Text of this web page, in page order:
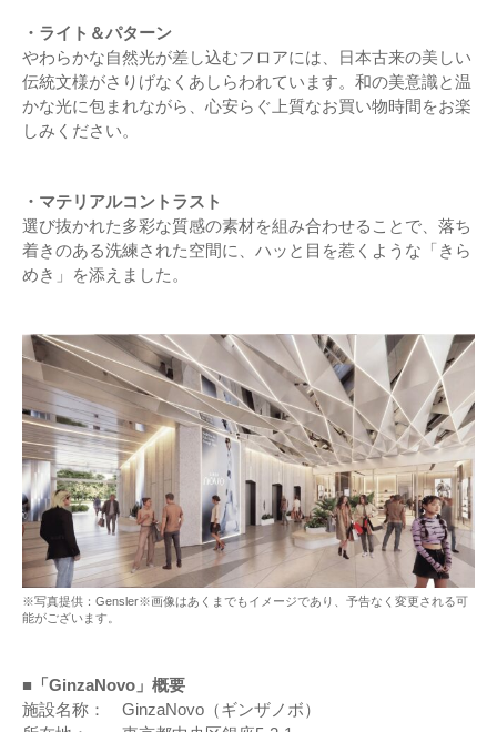
・ライト＆パターン
やわらかな自然光が差し込むフロアには、日本古来の美しい
伝統文様がさりげなくあしらわれています。和の美意識と温
かな光に包まれながら、心安らぐ上質なお買い物時間をお楽
しみください。
・マテリアルコントラスト
選び抜かれた多彩な質感の素材を組み合わせることで、落ち
着きのある洗練された空間に、ハッと目を惹くような「きら
めき」を添えました。
※写真提供：Gensler※画像はあくまでもイメージであり、予告なく変更される可
能がございます。
■「GinzaNovo」概要
施設名称： GinzaNovo（ギンザノボ）